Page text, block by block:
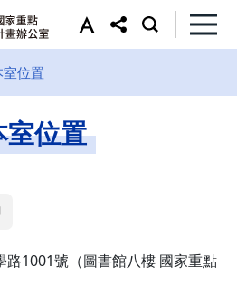
室位置
室位置
1001號（圖書館八樓 國家重點